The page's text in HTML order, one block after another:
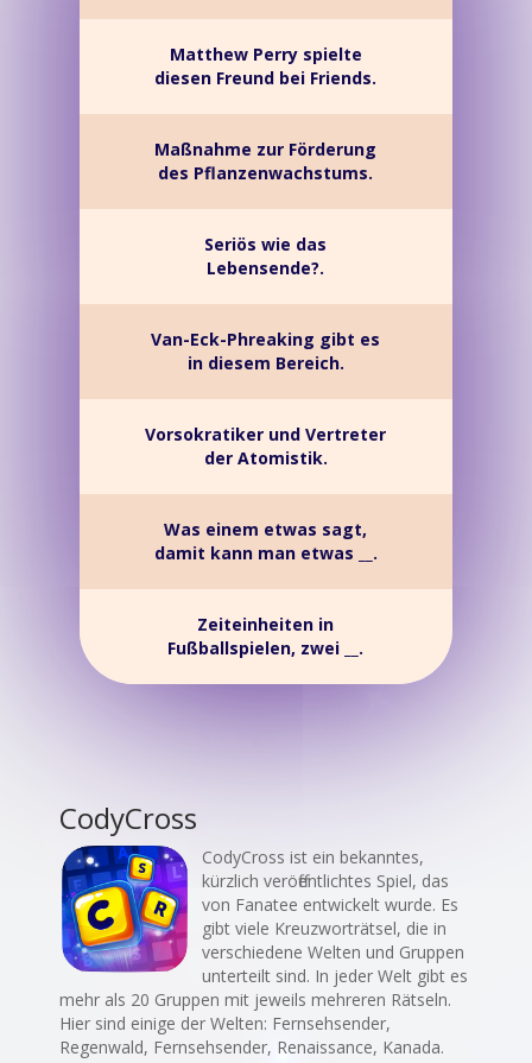
Matthew Perry spielte
diesen Freund bei Friends.
Maßnahme zur Förderung
des Pflanzenwachstums.
Seriös wie das
Lebensende?.
Van-Eck-Phreaking gibt es
in diesem Bereich.
Vorsokratiker und Vertreter
der Atomistik.
Was einem etwas sagt,
damit kann man etwas __.
Zeiteinheiten in
Fußballspielen, zwei __.
CodyCross
CodyCross ist ein bekanntes,
kürzlich veröffentlichtes Spiel, das
von Fanatee entwickelt wurde. Es
gibt viele Kreuzworträtsel, die in
verschiedene Welten und Gruppen
unterteilt sind. In jeder Welt gibt es
mehr als 20 Gruppen mit jeweils mehreren Rätseln.
Hier sind einige der Welten: Fernsehsender,
Regenwald, Fernsehsender, Renaissance, Kanada.